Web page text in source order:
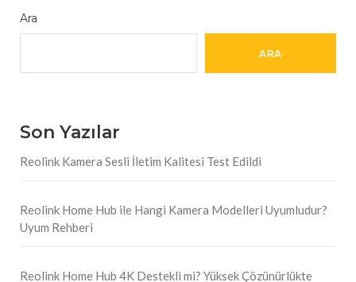
Ara
ARA
Son Yazılar
Reolink Kamera Sesli İletim Kalitesi Test Edildi
Reolink Home Hub ile Hangi Kamera Modelleri Uyumludur?
Uyum Rehberi
Reolink Home Hub 4K Destekli mi? Yüksek Çözünürlükte